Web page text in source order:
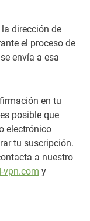
dirección de
el proceso de
envía a esa
en tu
posible que
electrónico
tu suscripción.
a nuestro
vpn.com y